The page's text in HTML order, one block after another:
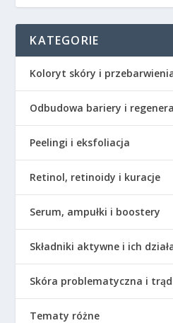
KATEGORIE
Koloryt skóry i
Odbudowa bariery i
Peelingi i eksfoliacja
Retinol, retinoidy i kuracje
Serum, ampułki i boostery
Składniki aktywne i ich
Skóra problematyczna i
Tematy różne